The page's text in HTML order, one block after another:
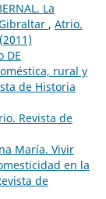
La
, Atrio.
DE
rural y
de Historia
Revista de
María. Vivir
en la
de